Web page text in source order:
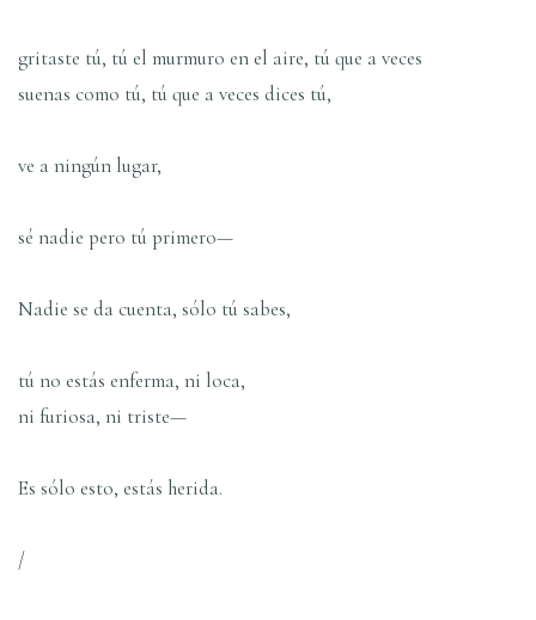
gritaste tú, tú el murmuro en el aire, tú que a veces
suenas como tú, tú que a veces dices tú,
ve a ningún lugar,
sé nadie pero tú primero—
Nadie se da cuenta, sólo tú sabes,
tú no estás enferma, ni loca,
ni furiosa, ni triste—
Es sólo esto, estás herida.
/